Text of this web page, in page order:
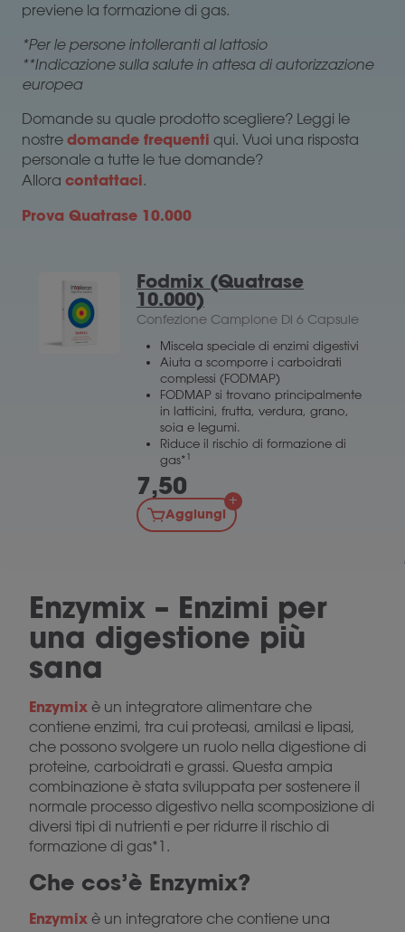
previene la formazione di gas.
*Per le persone intolleranti al lattosio
**Indicazione sulla salute in attesa di autorizzazione
europea
Domande su quale prodotto scegliere? Leggi le
nostre domande frequenti qui. Vuoi una risposta
personale a tutte le tue domande?
Allora contattaci.
Prova Quatrase 10.000
Fodmix (Quatrase
10.000)
Confezione Campione Di 6 Capsule
Miscela speciale di enzimi digestivi
Aiuta a scomporre i carboidrati
complessi (FODMAP)
FODMAP si trovano principalmente
in latticini, frutta, verdura, grano,
soia e legumi.
Riduce il rischio di formazione di
gas*1
7,50
Aggiungi
Enzymix – Enzimi per
una digestione più
sana
Enzymix è un integratore alimentare che
contiene enzimi, tra cui proteasi, amilasi e lipasi,
che possono svolgere un ruolo nella digestione di
proteine, carboidrati e grassi. Questa ampia
combinazione è stata sviluppata per sostenere il
normale processo digestivo nella scomposizione di
diversi tipi di nutrienti e per ridurre il rischio di
formazione di gas*1.
Che cos’è Enzymix?
Enzymix è un integratore che contiene una